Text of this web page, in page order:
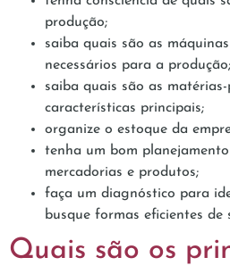
produção;
saiba quais são as
necessários para a produção;
saiba quais são as
características principais;
organize o estoque da
tenha um bom
mercadorias e produtos;
faça um diagnóstico para
busque formas eficientes de
Quais são os